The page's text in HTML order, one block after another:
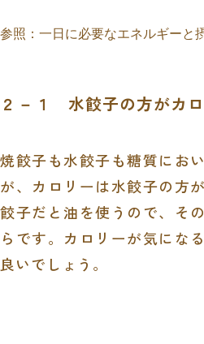
参照： 一日に必要なエネルギーと
２－１ 水餃子の方がカ
焼餃子も水餃子も糖質にお
が、カロリーは水餃子の方
餃子だと油を使うので、そ
らです。カロリーが気にな
良いでしょう。